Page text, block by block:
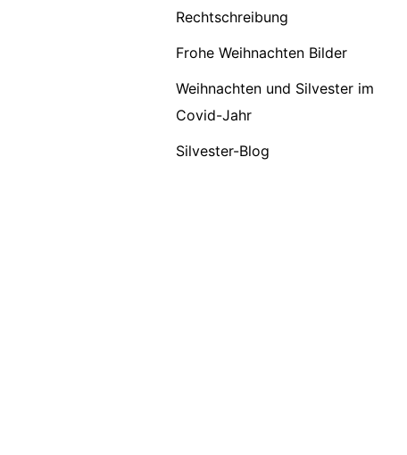
Rechtschreibung
Frohe Weihnachten Bilder
Weihnachten und Silvester im
Covid-Jahr
Silvester-Blog